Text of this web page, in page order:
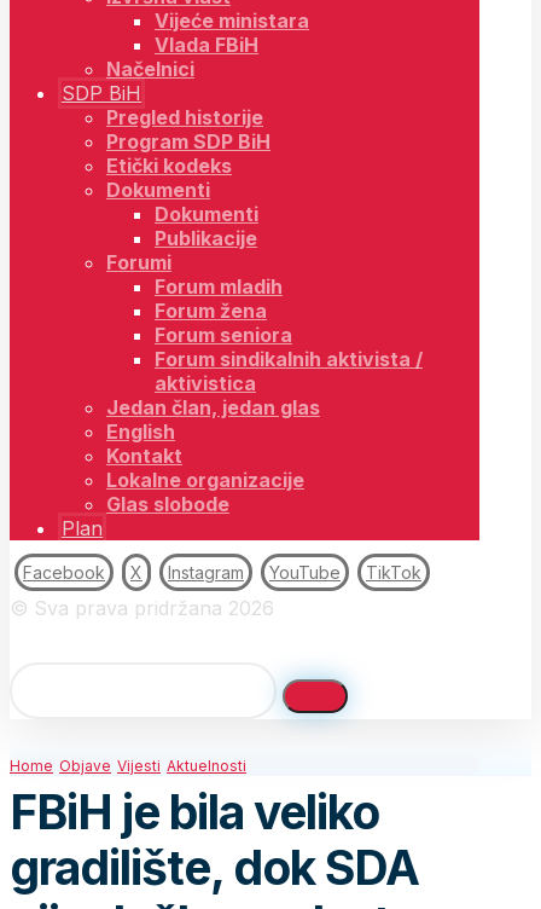
Vijeće ministara
Vlada FBiH
Načelnici
SDP BiH
Pregled historije
Program SDP BiH
Etički kodeks
Dokumenti
Dokumenti
Publikacije
Forumi
Forum mladih
Forum žena
Forum seniora
Forum sindikalnih aktivista /
aktivistica
Jedan član, jedan glas
English
Kontakt
Lokalne organizacije
Glas slobode
Plan
Facebook X Instagram YouTube TikTok
© Sva prava pridržana 2026
Home Objave Vijesti Aktuelnosti
FBiH je bila veliko
gradilište, dok SDA